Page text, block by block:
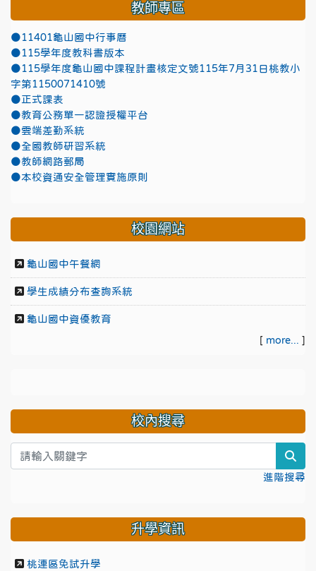
教師專區
●11401龜山國中行事曆
●115學年度教科書版本
●115學年度龜山國中課程計畫核定文號115年7月31日桃教小
字第1150071410號
●正式課表
●教育公務單一認證授權平台
●雲端差勤系統
●全國教師研習系統
●教師網路郵局
●本校資通安全管理實施原則
校園網站
龜山國中午餐網
學生成績分布查詢系統
龜山國中資優教育
[ more... ]
校內搜尋
進階搜尋
升學資訊
桃連區免試升學